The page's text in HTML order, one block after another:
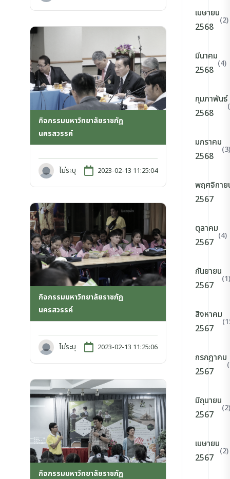
กิจกรรมมหาวิทยาลัยราชภัฏ
นครสวรรค์
ไม่ระบุ 2023-02-13 11:25:04
กิจกรรมมหาวิทยาลัยราชภัฏ
นครสวรรค์
ไม่ระบุ 2023-02-13 11:25:06
กิจกรรมมหาวิทยาลัยราชภัฏ
เมษายน
2568
(2)
มีนาคม
2568
(4)
กุมภาพันธ์
2568
มกราคม
2568
(3)
พฤศจิกาย
2567
ตุลาคม
2567
(4)
กันยายน
2567
(1)
สิงหาคม
2567
กรกฎาคม
2567
มิถุนายน
2567
(2)
เมษายน
2567
(2)